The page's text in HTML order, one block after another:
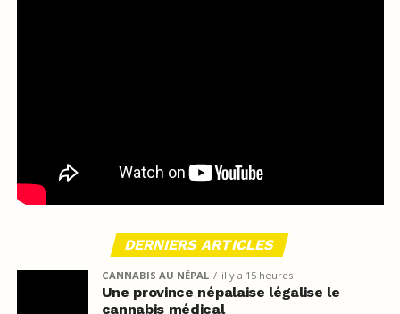
DERNIERS ARTICLES
CANNABIS AU NÉPAL il y a 15 heures
Une province népalaise légalise le
cannabis médical